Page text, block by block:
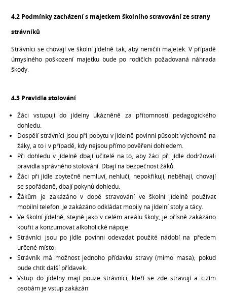
4.2 Podmínky zacházení s majetkem školního stravování ze strany
strávníků
Strávníci se chovají ve školní jídelně tak, aby neničili majetek. V případě
úmyslného poškození majetku bude po rodičích požadovaná náhrada
škody.
4.3 Pravidla stolování
Žáci vstupují do jídelny ukázněně za přítomnosti pedagogického
dohledu.
Dospělí strávníci jsou při pobytu v jídelně povinni působit výchovně na
žáky, a to i v případě, kdy nejsou přímo pověřeni dohledem.
Při dohledu v jídelně dbají učitelé na to, aby žáci při jídle dodržovali
pravidla správného stolování. Dbají na bezpečnost žáků.
Žáci při jídle zbytečně nemluví, nehlučí, nepokřikují, neběhají, chovají
se spořádaně, dbají pokynů dohledu.
Žákům je zakázáno v době stravování ve školní jídelně používat
mobilní telefon. Je zakázáno odkládat mobily na jídelní stoly a tácy.
Ve školní jídelně, stejně jako v celém areálu školy, je přísně zakázáno
kouřit a konzumovat alkoholické nápoje.
Strávníci jsou po jídle povinni odevzdat použité nádobí na předem
určené místo.
Strávník má možnost jednoho přídavku stravy (mimo masa); pokud
bude chtít další přídavek.
Vstup do jídelny mají pouze strávníci, kteří se zde stravují a cizím
osobám je vstup zakázán